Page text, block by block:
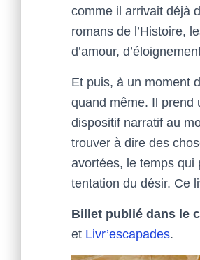
comme il arrivait déjà
romans de l’Histoire,
d’amour,
Et puis, à un moment
quand même. Il prend
dispositif narratif au
trouver à dire des
avortées, le temps qui
tentation du désir. Ce
Billet publié dans le
et Livr’escapades.